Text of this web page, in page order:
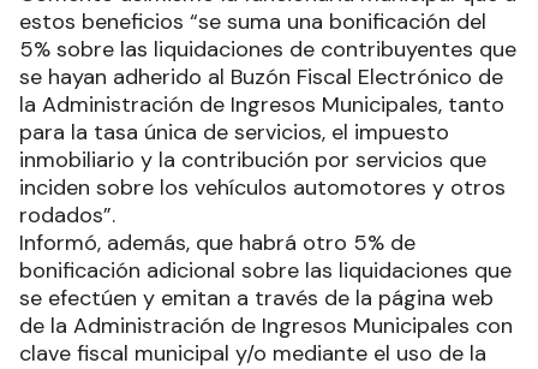
estos beneficios “se suma una bonificación del
5% sobre las liquidaciones de contribuyentes que
se hayan adherido al Buzón Fiscal Electrónico de
la Administración de Ingresos Municipales, tanto
para la tasa única de servicios, el impuesto
inmobiliario y la contribución por servicios que
inciden sobre los vehículos automotores y otros
rodados”.
Informó, además, que habrá otro 5% de
bonificación adicional sobre las liquidaciones que
se efectúen y emitan a través de la página web
de la Administración de Ingresos Municipales con
clave fiscal municipal y/o mediante el uso de la